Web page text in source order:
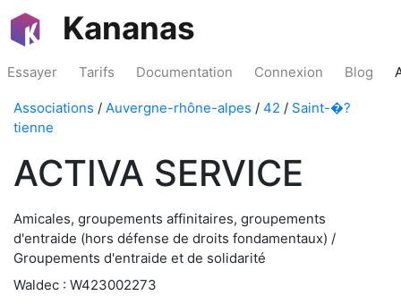
Kananas
Essayer Tarifs Documentation Connexion Blog
Associations / Auvergne-rhône-alpes / 42 / Saint-�?
tienne
ACTIVA SERVICE
Amicales, groupements affinitaires, groupements
d'entraide (hors défense de droits fondamentaux) /
Groupements d'entraide et de solidarité
Waldec : W423002273